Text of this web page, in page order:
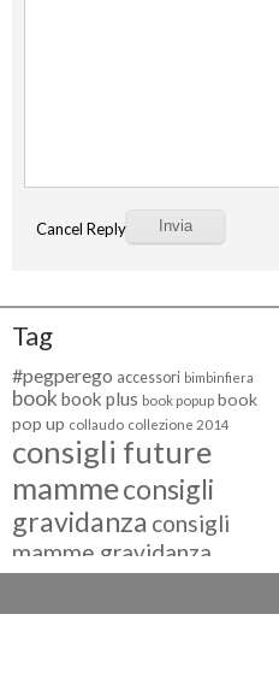
Cancel Reply
Tag
#pegperego accessori bimbinfiera
book book plus book popup book
pop up collaudo collezione 2014
consigli future
mammeconsigli
gravidanza consigli
mamme gravidanza
consigli maternità
eventi peg perego